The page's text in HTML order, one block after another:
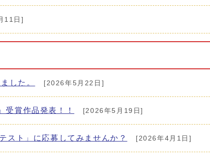
11日]
した。 [2026年5月22日]
受賞作品発表！！ [2026年5月19日]
スト」に応募してみませんか？ [2026年4月1日]